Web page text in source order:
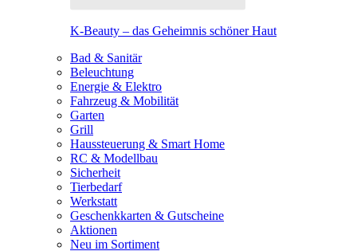
K-Beauty – das Geheimnis schöner Haut
Bad & Sanitär
Beleuchtung
Energie & Elektro
Fahrzeug & Mobilität
Garten
Grill
Haussteuerung & Smart Home
RC & Modellbau
Sicherheit
Tierbedarf
Werkstatt
Geschenkkarten & Gutscheine
Aktionen
Neu im Sortiment